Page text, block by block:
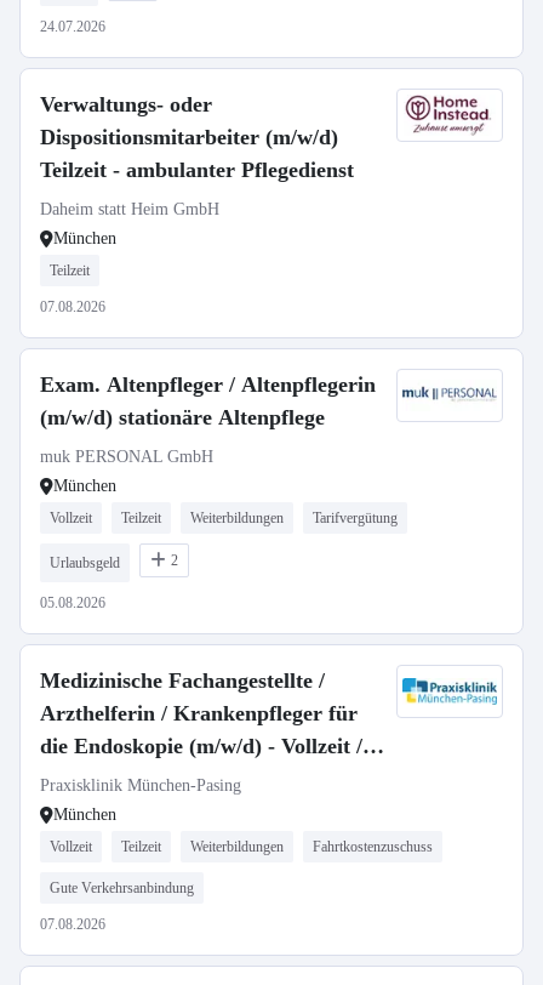
24.07.2026
Verwaltungs- oder
Dispositionsmitarbeiter (m/w/d)
Teilzeit - ambulanter Pflegedienst
Daheim statt Heim GmbH
München
Teilzeit
07.08.2026
Exam. Altenpfleger / Altenpflegerin
(m/w/d) stationäre Altenpflege
muk PERSONAL GmbH
München
Vollzeit Teilzeit Weiterbildungen Tarifvergütung
Urlaubsgeld 2
05.08.2026
Medizinische Fachangestellte /
Arzthelferin / Krankenpfleger für
die Endoskopie (m/w/d) - Vollzeit /
Teilzeit
Praxisklinik München-Pasing
München
Vollzeit Teilzeit Weiterbildungen Fahrtkostenzuschuss
Gute Verkehrsanbindung
07.08.2026